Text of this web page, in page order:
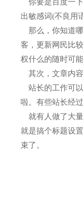
你要是百度一下
出敏感词(不良用
那么，你知道哪
客，更新网民比
权什么的随时可
其次，文章内容
站长的工作可以
啦。有些站长经
就有人做了大量
就是搞个标题设
束了。